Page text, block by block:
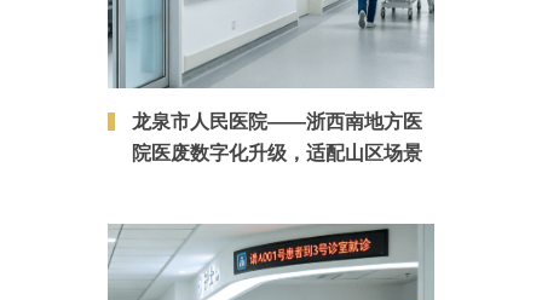
龙泉市人民医院——浙西南地方医
院医废数字化升级，适配山区场景